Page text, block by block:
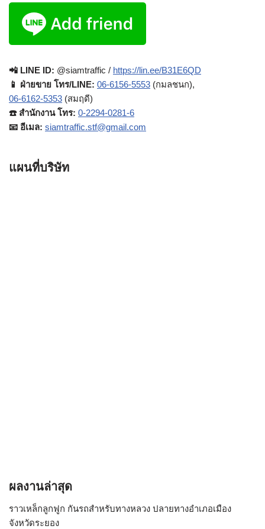
📲 LINE ID: @siamtraffic / https://lin.ee/B31E6QD
📱 ฝ่ายขาย โทร/LINE: 06-6156-5553 (กมลชนก),
06-6162-5353 (สมฤดี)
☎️ สำนักงาน โทร: 0-2294-0281-6
📧 อีเมล: siamtraffic.stf@gmail.com
แผนที่บริษัท
ผลงานล่าสุด
ราวเหล็กลูกฟูก กันรถสําหรับทางหลวง ปลายทางอำเภอเมือง
จังหวัดระยอง